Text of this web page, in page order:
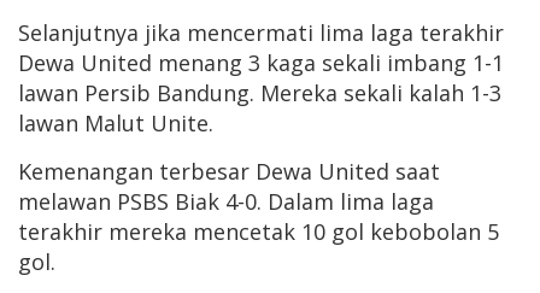
Selanjutnya jika mencermati lima laga terakhir
Dewa United menang 3 kaga sekali imbang 1-1
lawan Persib Bandung. Mereka sekali kalah 1-3
lawan Malut Unite.
Kemenangan terbesar Dewa United saat
melawan PSBS Biak 4-0. Dalam lima laga
terakhir mereka mencetak 10 gol kebobolan 5
gol.